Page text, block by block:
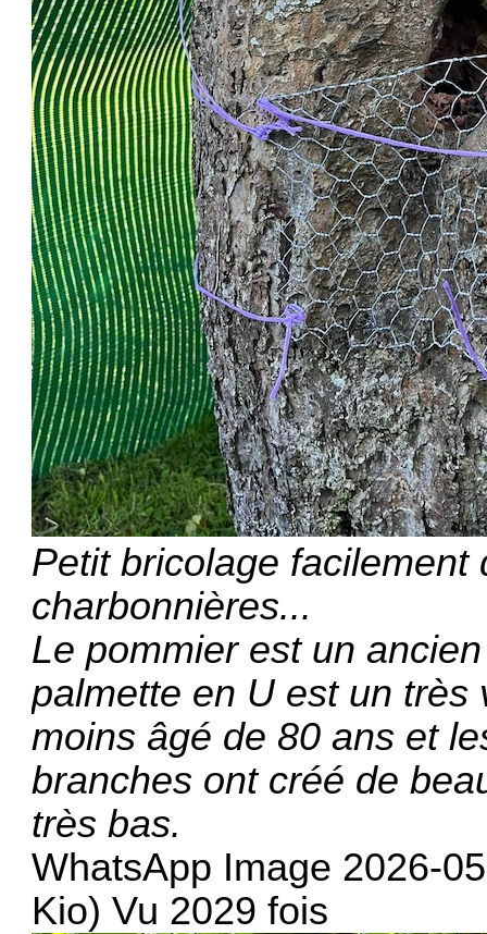
Petit bricolage
charbonnières...
Le pommier est un
palmette en U est un très
moins âgé de 80 ans et
branches ont créé de
très bas.
WhatsApp Image 2026-
Kio) Vu 2029 fois